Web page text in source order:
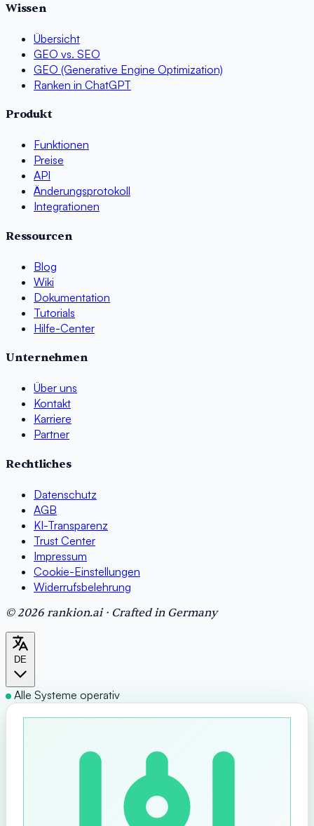
Wissen
Übersicht
GEO vs. SEO
GEO (Generative Engine Optimization)
Ranken in ChatGPT
Produkt
Funktionen
Preise
API
Änderungsprotokoll
Integrationen
Ressourcen
Blog
Wiki
Dokumentation
Tutorials
Hilfe-Center
Unternehmen
Über uns
Kontakt
Karriere
Partner
Rechtliches
Datenschutz
AGB
KI-Transparenz
Trust Center
Impressum
Cookie-Einstellungen
Widerrufsbelehrung
© 2026 rankion.ai · Crafted in Germany
DE
Alle Systeme operativ